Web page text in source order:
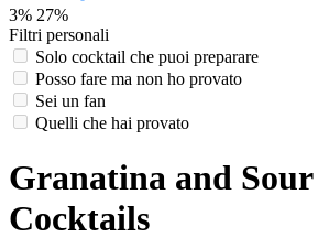
3% 27%
Filtri personali
Solo cocktail che puoi preparare
Posso fare ma non ho provato
Sei un fan
Quelli che hai provato
Granatina and
Cocktails